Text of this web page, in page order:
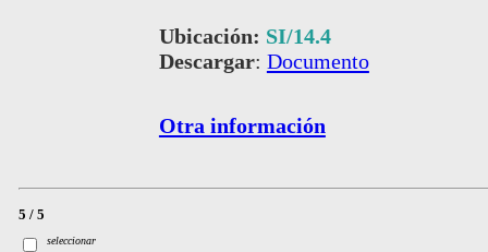
Ubicación: SI/14.4
Descargar: Documento
Otra información
5 / 5
seleccionar